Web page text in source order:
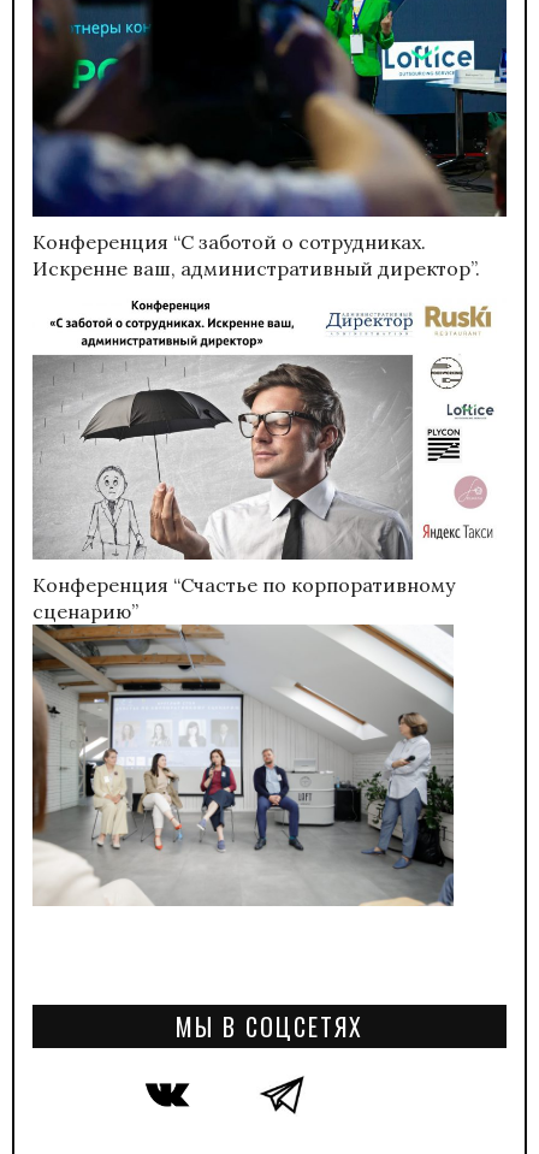
Конференция “С заботой о сотрудниках.
Искренне ваш, административный директор”.
Конференция “Счастье по корпоративному
сценарию”
МЫ В СОЦСЕТЯХ